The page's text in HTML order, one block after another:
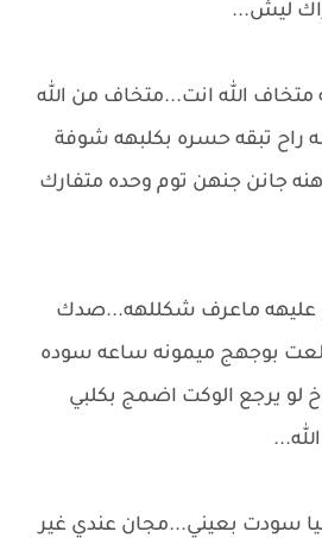
ليش...
الله انت...متخاف من الله
راح تبقه حسره بكلبهه شوفة
جانن جنهن توم وحده متفارك
عليهه ماعرف شكللهه...صدك
بوجهج ميمونه ساعه سوده
لو يرجع الوكت اضمج بكلبي
سودت بعيني...مجان عندي غير